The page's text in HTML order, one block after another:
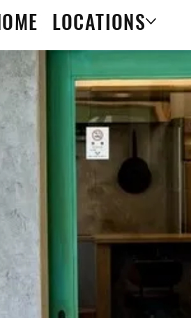
LOCATIONS